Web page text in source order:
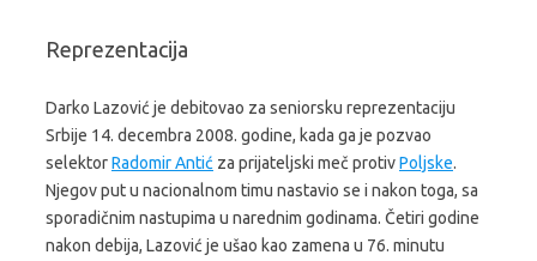
Reprezentacija
Darko Lazović je debitovao za seniorsku reprezentaciju
Srbije 14. decembra 2008. godine, kada ga je pozvao
selektorRadomir Antić za prijateljski meč protivPoljske.
Njegov put u nacionalnom timu nastavio se i nakon toga, sa
sporadičnim nastupima u narednim godinama. Četiri godine
nakon debija, Lazović je ušao kao zamena u 76. minutu